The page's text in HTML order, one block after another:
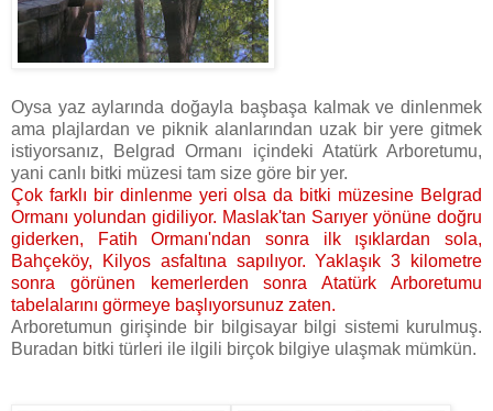
Oysa yaz aylarında doğayla başbaşa kalmak ve dinlenmek
ama plajlardan ve piknik alanlarından uzak bir yere gitmek
istiyorsanız, Belgrad Ormanı içindeki Atatürk Arboretumu,
yani canlı bitki müzesi tam size göre bir yer.
Çok farklı bir dinlenme yeri olsa da bitki müzesine Belgrad
Ormanı yolundan gidiliyor. Maslak'tan Sarıyer yönüne doğru
giderken, Fatih Ormanı'ndan sonra ilk ışıklardan sola,
Bahçeköy, Kilyos asfaltına sapılıyor. Yaklaşık 3 kilometre
sonra görünen kemerlerden sonra Atatürk Arboretumu
tabelalarını görmeye başlıyorsunuz zaten.
Arboretumun girişinde bir bilgisayar bilgi sistemi kurulmuş.
Buradan bitki türleri ile ilgili birçok bilgiye ulaşmak mümkün.